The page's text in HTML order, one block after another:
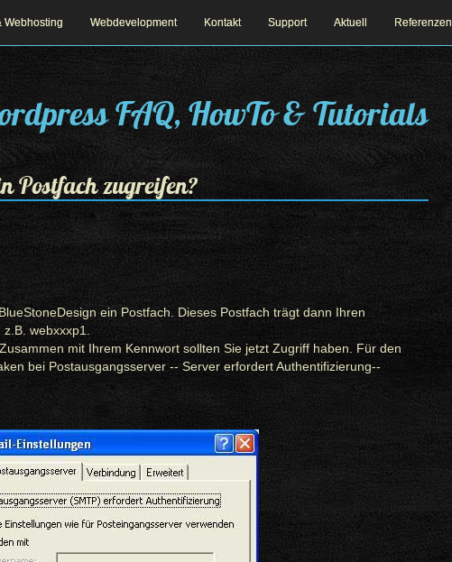
Webhosting Webdevelopment Kontakt Support Aktuell Referenzen
FAQ, HowTo & Tutorials
Postfach zugreifen?
ein Postfach. Dieses Postfach trägt dann Ihren
webxxxp1.
mit Ihrem Kennwort sollten Sie jetzt Zugriff haben. Für den
bei Postausgangsserver -- Server erfordert Authentifizierung--